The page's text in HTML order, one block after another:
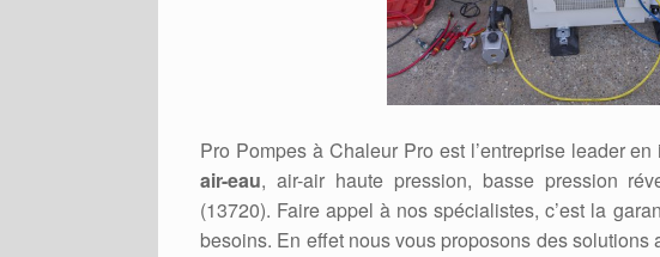
Pro Pompes à Chaleur Pro est l’entreprise leader
air-eau, air-air haute pression, basse pression
(13720). Faire appel à nos spécialistes, c’est la
besoins. En effet nous vous proposons des